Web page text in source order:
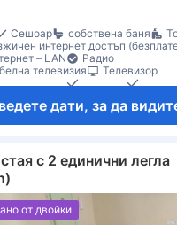
Сешоар собствена баня
интернет достъп
– LAN
Радио
телевизия
Телевизор
Бюро Килими
дати, за да
с 2 единични легла
от двойки